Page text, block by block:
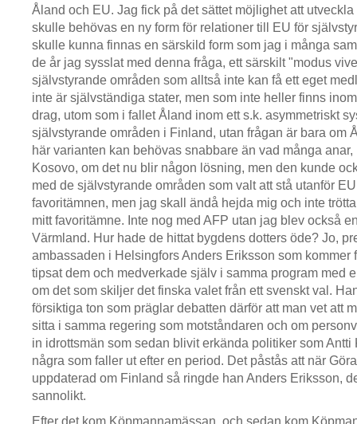
Åland och EU. Jag fick på det sättet möjlighet att
skulle behövas en ny form för relationer till EU för
skulle kunna finnas en särskild form som jag i många
de år jag sysslat med denna fråga, ett särskilt "modus
självstyrande områden som alltså inte kan få ett eget
inte är självständiga stater, men som inte heller finns
drag, utom som i fallet Åland inom ett s.k. asymmetriskt
självstyrande områden i Finland, utan frågan är bara om
här varianten kan behövas snabbare än vad många
Kosovo, om det nu blir någon lösning, men den kunde
med de självstyrande områden som valt att stå utanför
favoritämnen, men jag skall ändå hejda mig och inte
mitt favoritämne. Inte nog med AFP utan jag blev också
Värmland. Hur hade de hittat bygdens dotters öde? Jo,
ambassaden i Helsingfors Anders Eriksson som kommer
tipsat dem och medverkade själv i samma program med
om det som skiljer det finska valet från ett svenskt val.
försiktiga ton som präglar debatten därför att man vet att
sitta i samma regering som motståndaren och om
in idrottsmän som sedan blivit erkända politiker som
några som faller ut efter en period. Det påstås att när
uppdaterad om Finland så ringde han Anders Eriksson,
sannolikt.
Efter det kom Köpmannamässan, och sedan kom